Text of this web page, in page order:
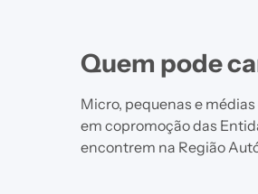
Quem pode
Micro, pequenas e
em copromoção das
encontrem na Região